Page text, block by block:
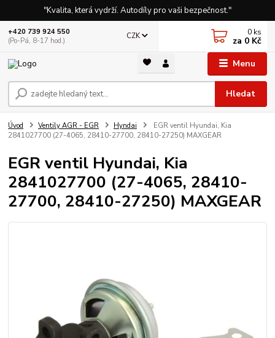
"Kvalita, která vydrží. Autodíly pro vaši bezpečnost."
Menu
CZK
Hledat
+420 739 924 550
(Po-Pá, 8-17 hod.)
0 ks
za 0 Kč
Úvod Ventily AGR - EGR Hyndai
EGR ventil Hyundai, Kia
2841027700 (27-4065, 28410-27700, 28410-27250) MAXGEAR
EGR ventil Hyundai, Kia
2841027700 (27-4065, 28410-
27700, 28410-27250) MAXGEAR